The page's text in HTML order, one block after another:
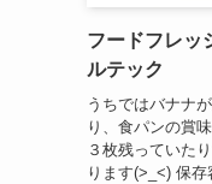
フードフレッ
ルテック
うちではバナナ
り、食パンの賞
３枚残っていた
ります(>_<) 保存